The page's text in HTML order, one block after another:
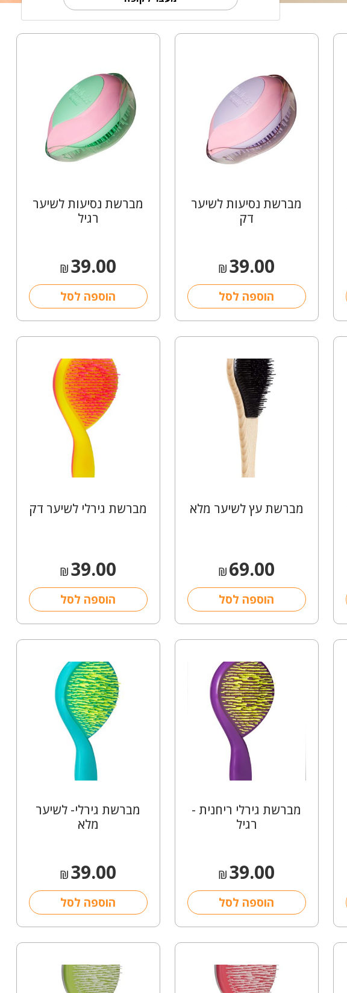
מברשת נסיעות לשיער
דק
₪39.00
הוספה לסל
מברשת נסיעות לשיער
רגיל
₪39.00
הוספה לסל
מברשת עץ לשיער מלא
₪69.00
הוספה לסל
מברשת גירלי לשיער דק
₪39.00
הוספה לסל
מברשת גירלי ריחנית -
רגיל
₪39.00
הוספה לסל
מברשת גירלי- לשיער
מלא
₪39.00
הוספה לסל